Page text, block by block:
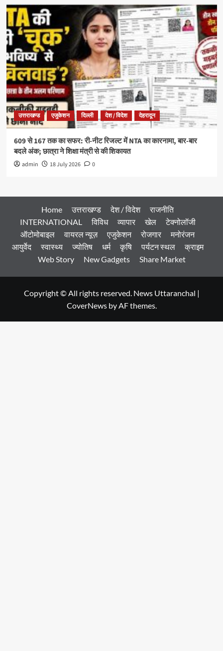
उत्तराखण्ड एजुकेशन दिल्ली देश / विदेश देहरादून
609 से 167 तक का सफर: री-नीट रिजल्ट में NTA का कारनामा, बार-बार
बदले अंक; छात्रा ने शिक्षा मंत्री से की शिकायत
admin 18 July 2026 0
Home उत्तराखण्ड देश / विदेश
राजनीति
INTERNATIONAL
विविध व्यापार खेल
टेक्नोलॉजी
ऑटोमोबाइल
वायरल न्यूज़ एजुकेशन रोजगार
मनोरंजन
आयुर्वेद
स्वास्थ्य ज्योतिष धर्म कृषि पर्यटन स्थल
क्राइम
Web Story
New Gadgets Share Market
Copyright © All rights reserved. News Uttaranchal |
CoverNewsby AF themes.